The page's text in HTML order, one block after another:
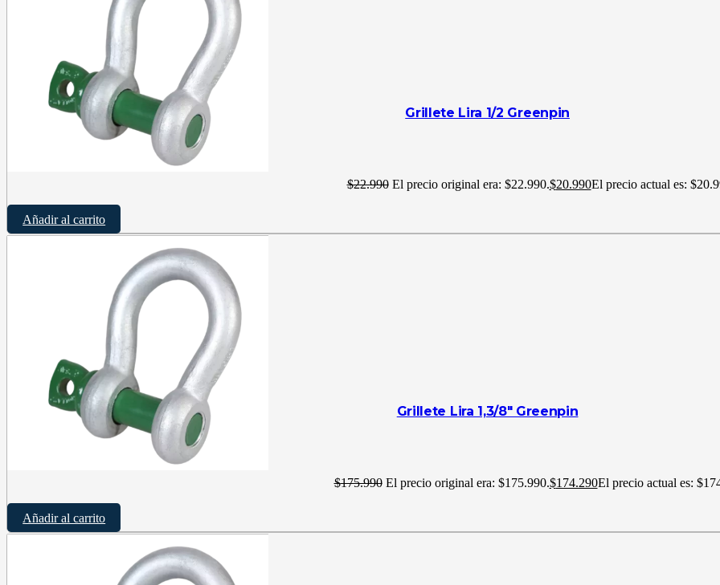
Grillete Lira 1/2 Greenpin
$22.990 El precio original era: $22.990.$20.990El precio actual es:
Añadir al carrito
Grillete Lira 1,3/8″ Greenpin
$175.990 El precio original era: $175.990.$174.290El precio actual es:
Añadir al carrito